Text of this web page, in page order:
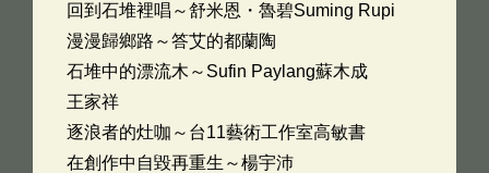
回到石堆裡唱～舒米恩・魯碧Suming Rupi
漫漫歸鄉路～答艾的都蘭陶
石堆中的漂流木～Sufin Paylang蘇木成
王家祥
逐浪者的灶咖～台11藝術工作室高敏書
在創作中自毀再重生～楊宇沛